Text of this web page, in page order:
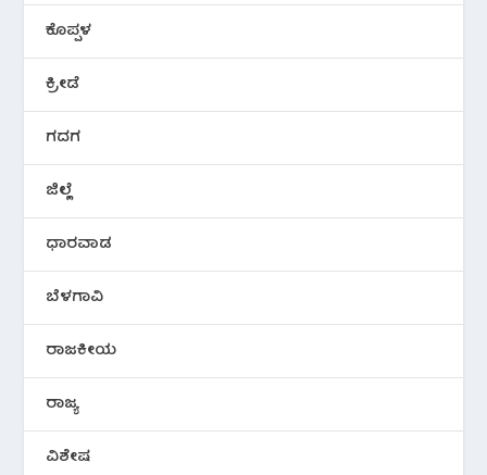
ಕೊಪ್ಪಳ
ಕ್ರೀಡೆ
ಗದಗ
ಜಿಲ್ಲೆ
ಧಾರವಾಡ
ಬೆಳಗಾವಿ
ರಾಜಕೀಯ
ರಾಜ್ಯ
ವಿಶೇಷ